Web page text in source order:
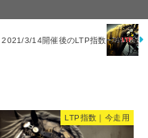
2021/3/14開催後のLTP指数
LTP指数｜今走用